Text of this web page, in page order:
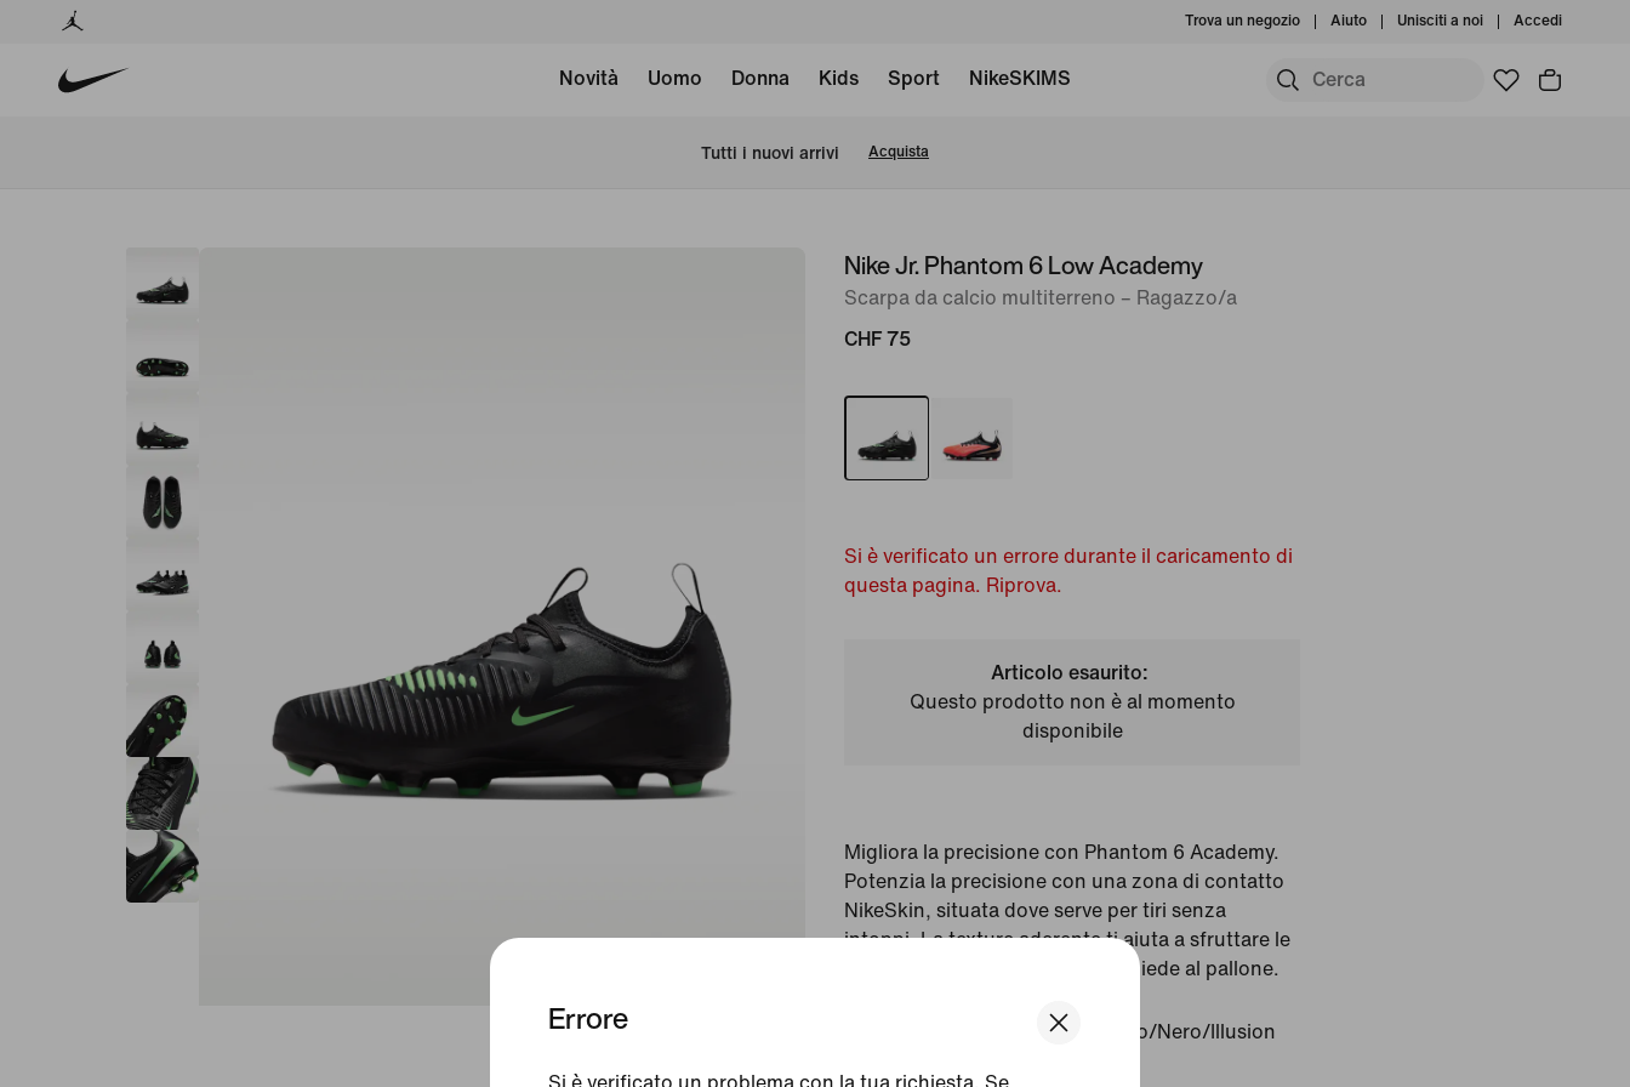
Errore
Si è verificato un problema con la tua richiesta. Se
Trova un negozio Aiuto Unisciti a noi Accedi
Novità Uomo Donna Kids Sport NikeSKIMS
Tutti i nuovi arrivi Acquista
immagine
Nike Jr. Phantom 6 Low Academy
Scarpa da calcio multiterreno – Ragazzo/a
CHF 75
Si è verificato un errore durante il caricamento di
questa pagina. Riprova.
Articolo esaurito:
Questo prodotto non è al momento
disponibile
Migliora la precisione con Phantom 6 Academy.
Potenzia la precisione con una zona di contatto
NikeSkin, situata dove serve per tiri senza
intoppi. La texture aderente ti aiuta a sfruttare le
occasioni da gol avvicinando il piede al pallone.
Colore mostrato in foto:
Nero/Nero/Illusion